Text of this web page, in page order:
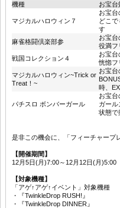
機種
お宝台
マジカルハロウィン７
お宝台
どこで
す
麻雀格闘倶楽部参
お宝台
役満フ
戦国コレクション４
お宝台
恍惚フ
マジカルハロウィン~Trick or
Treat！~
お宝台
時、
パチスロ ボンバーガール
お宝台
ガール
状態で
是非この機会に、「フィーチャープ
【開催期間】
12月5日(月)7:00～12月12日(月)5:00
【対象機種】
「アゲ↑アゲ↑イベント」対象機種
・『TwinkleDrop RUSH!』
・『TwinkleDrop DINNER』